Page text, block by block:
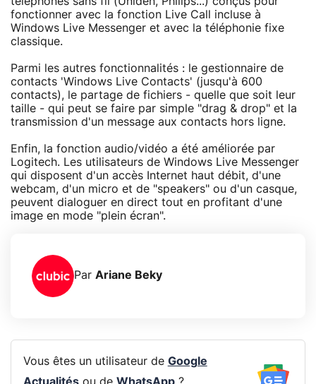
fonctionner avec la fonction Live Call incluse à
Windows Live Messenger et avec la téléphonie fixe
classique.
Parmi les autres fonctionnalités : le gestionnaire de
contacts 'Windows Live Contacts' (jusqu'à 600
contacts), le partage de fichiers - quelle que soit leur
taille - qui peut se faire par simple "drag & drop" et la
transmission d'un message aux contacts hors ligne.
Enfin, la fonction audio/vidéo a été améliorée par
Logitech. Les utilisateurs de Windows Live Messenger
qui disposent d'un accès Internet haut débit, d'une
webcam, d'un micro et de "speakers" ou d'un casque,
peuvent dialoguer en direct tout en profitant d'une
image en mode "plein écran".
Par Ariane Beky
Vous êtes un utilisateur de Google